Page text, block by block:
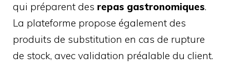
qui préparent des repas gastronomiques.
La plateforme propose également des
produits de substitution en cas de rupture
de stock, avec validation préalable du client.